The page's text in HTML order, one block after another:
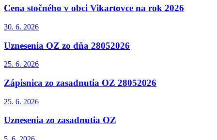
Cena stočného v obci Vikartovce na rok 2026
30. 6. 2026
Uznesenia OZ zo dňa 28052026
25. 6. 2026
Zápisnica zo zasadnutia OZ 28052026
25. 6. 2026
Uznesenia zo zasadnutia OZ